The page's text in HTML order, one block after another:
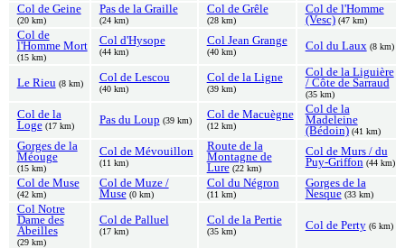
Col de Geine
(20 km)
Pas de la Graille
(24 km)
Col de Grêle
(28 km)
Col de l'Homme
(Vesc) (47 km)
Col de
l'Homme Mort
(15 km)
Col d'Hysope
(44 km)
Col Jean Grange
(40 km) Col du Laux (8 km)
Le Rieu (8 km) Col de Lescou
(40 km)
Col de la Ligne
(39 km)
Col de la Liguière
/ Côte de Sarraud
(35 km)
Col de la
Loge (17 km) Pas du Loup (39 km) Col de Macuègne
(12 km)
Col de la
Madeleine
(Bédoin) (41 km)
Gorges de la
Méouge
(15 km)
Col de Mévouillon
(11 km)
Route de la
Montagne de
Lure (22 km)
Col de Murs / du
Puy-Griffon (44 km)
Col de Muse
(42 km)
Col de Muze /
Muse (0 km)
Col du Négron
(11 km)
Gorges de la
Nesque (33 km)
Col Notre
Dame des
Abeilles
(29 km)
Col de Palluel
(17 km)
Col de la Pertie
(35 km) Col de Perty (6 km)